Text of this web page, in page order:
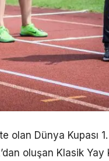
Dünya Kupası 1.
oluşan Klasik Yay